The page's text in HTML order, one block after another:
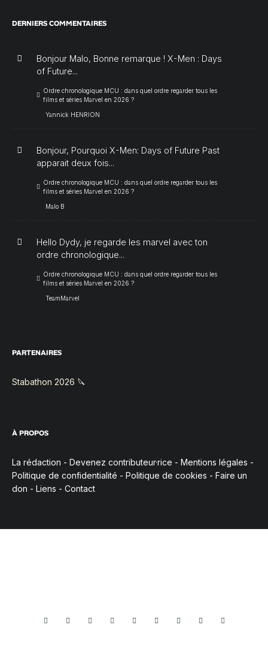
DERNIERS COMMENTAIRES
Bonjour Malo, Bonne remarque ! X-Men : Days
of Future...
Ordre chronologique MCU : dans quel ordre regarder tous les
films et séries Marvel en 2026 ?
Yannick HENRION
Bonjour, Pourquoi X-Men: Days of Future Past
apparait deux fois...
Ordre chronologique MCU : dans quel ordre regarder tous les
films et séries Marvel en 2026 ?
Malo B
Hello Dydy, je regarde les marvel avec ton
ordre chronologique...
Ordre chronologique MCU : dans quel ordre regarder tous les
films et séries Marvel en 2026 ?
TeamMarvel
PARTENAIRES
Stabathon 2026 🔪
À PROPOS
La rédaction - Devenez contributeur·rice - Mentions légales -
Politique de confidentialité - Politique de cookies - Faire un
don - Liens - Contact